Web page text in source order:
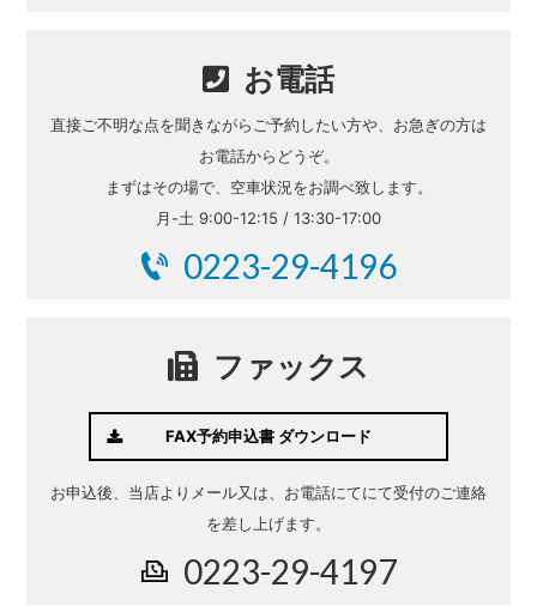
お電話
直接ご不明な点を聞きながらご予約したい方や、お急ぎの方は
お電話からどうぞ。
まずはその場で、空車状況をお調べ致します。
月-土 9:00-12:15 / 13:30-17:00
0223-29-4196
ファックス
FAX予約申込書 ダウンロード
お申込後、当店よりメール又は、お電話にてにて受付のご連絡
を差し上げます。
0223-29-4197